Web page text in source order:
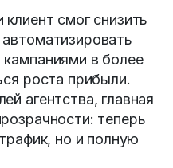
смог снизить
в более
роста прибыли.
агентства, главная
теперь
но и полную